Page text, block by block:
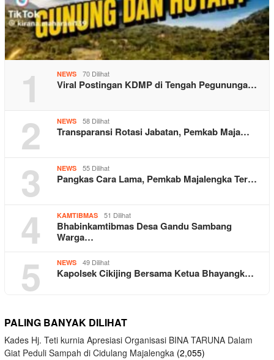
1 NEWS 70 Dilihat
Viral Postingan KDMP di Tengah Pegununga…
2 NEWS 58 Dilihat
Transparansi Rotasi Jabatan, Pemkab Maja…
3 NEWS 55 Dilihat
Pangkas Cara Lama, Pemkab Majalengka Ter…
4 KAMTIBMAS 51 Dilihat
Bhabinkamtibmas Desa Gandu Sambang
Warga…
5 NEWS 49 Dilihat
Kapolsek Cikijing Bersama Ketua Bhayangk…
PALING BANYAK DILIHAT
Kades Hj. Teti kurnia Apresiasi Organisasi BINA TARUNA Dalam
Giat Peduli Sampah di Cidulang Majalengka (2,055)